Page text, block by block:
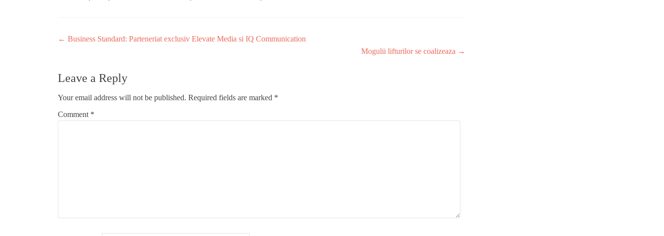
Post
← Business Standard: Parteneriat exclusiv Elevate Media si IQ Communication
Mogulii lifturilor se coalizeaza →
Leave a Reply
Your email address will not be published. Required fields are marked *
Comment *